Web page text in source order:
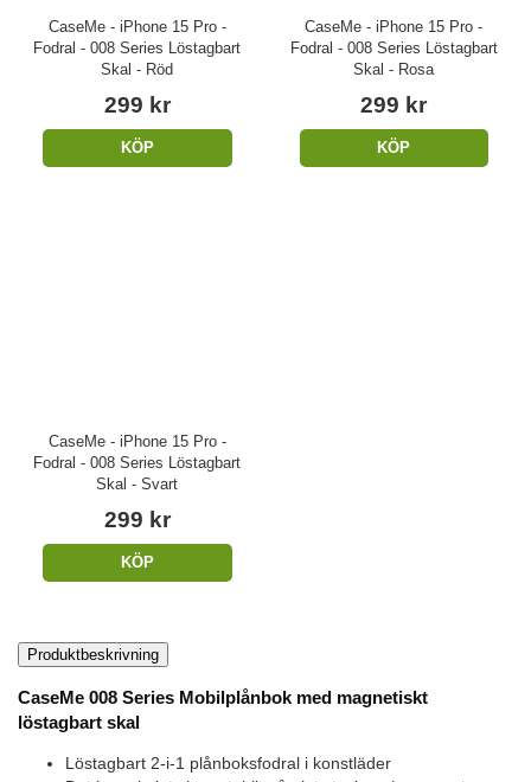
CaseMe - iPhone 15 Pro -
Fodral - 008 Series Löstagbart
Skal - Röd
299 kr
KÖP
CaseMe - iPhone 15 Pro -
Fodral - 008 Series Löstagbart
Skal - Rosa
299 kr
KÖP
CaseMe - iPhone 15 Pro -
Fodral - 008 Series Löstagbart
Skal - Svart
299 kr
KÖP
Produktbeskrivning
CaseMe 008 Series Mobilplånbok med magnetiskt
löstagbart skal
Löstagbart 2-i-1 plånboksfodral i konstläder